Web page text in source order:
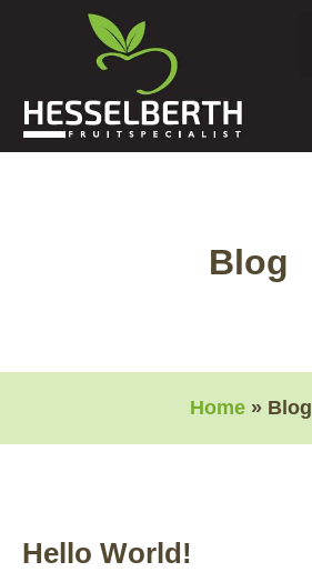
Blog
Home » Blog
Hello World!